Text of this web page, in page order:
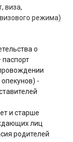
виза,
режима)
о
-
и старше
лиц
родителей